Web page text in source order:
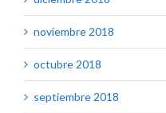
noviembre 2018
octubre 2018
septiembre 2018